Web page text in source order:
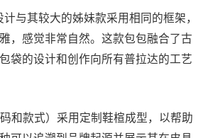
与其较大的姊妹款采用相同的框架，
，感觉非常自然。这款包包融合了古
袋的设计和创作向所有普拉达的工艺
和款式）采用定制鞋楦成型，以帮助